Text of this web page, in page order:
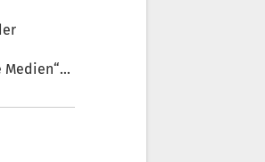
Medien“